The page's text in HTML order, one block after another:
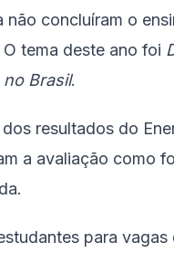
não concluíram o
tema deste ano foi
Brasil.
resultados do
a avaliação como
para